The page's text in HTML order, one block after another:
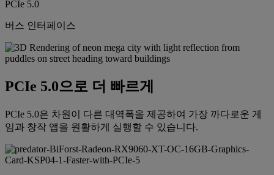
PCIe 5.0
버스 인터페이스
PCIe 5.0으로 더 빠르게
PCIe 5.0은 차원이 다른 대역폭을 제공하여 가장 까다로운 게
임과 창작 앱을 원활하게 실행할 수 있습니다.